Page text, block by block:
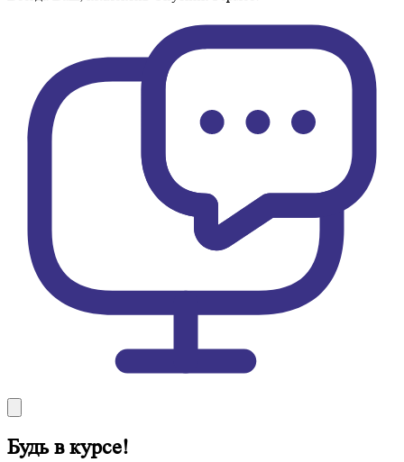
Будь в курсе!